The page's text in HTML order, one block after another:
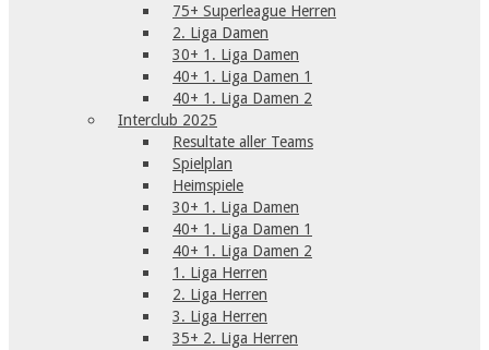
75+ Superleague Herren
2. Liga Damen
30+ 1. Liga Damen
40+ 1. Liga Damen 1
40+ 1. Liga Damen 2
Interclub 2025
Resultate aller Teams
Spielplan
Heimspiele
30+ 1. Liga Damen
40+ 1. Liga Damen 1
40+ 1. Liga Damen 2
1. Liga Herren
2. Liga Herren
3. Liga Herren
35+ 2. Liga Herren